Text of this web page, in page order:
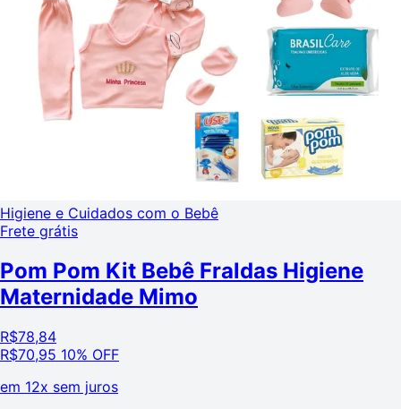
Higiene e Cuidados com o Bebê
Frete grátis
Pom Pom Kit Bebê Fraldas Higiene
Maternidade Mimo
R$78,84
R$70,95 10% OFF
em 12x sem juros